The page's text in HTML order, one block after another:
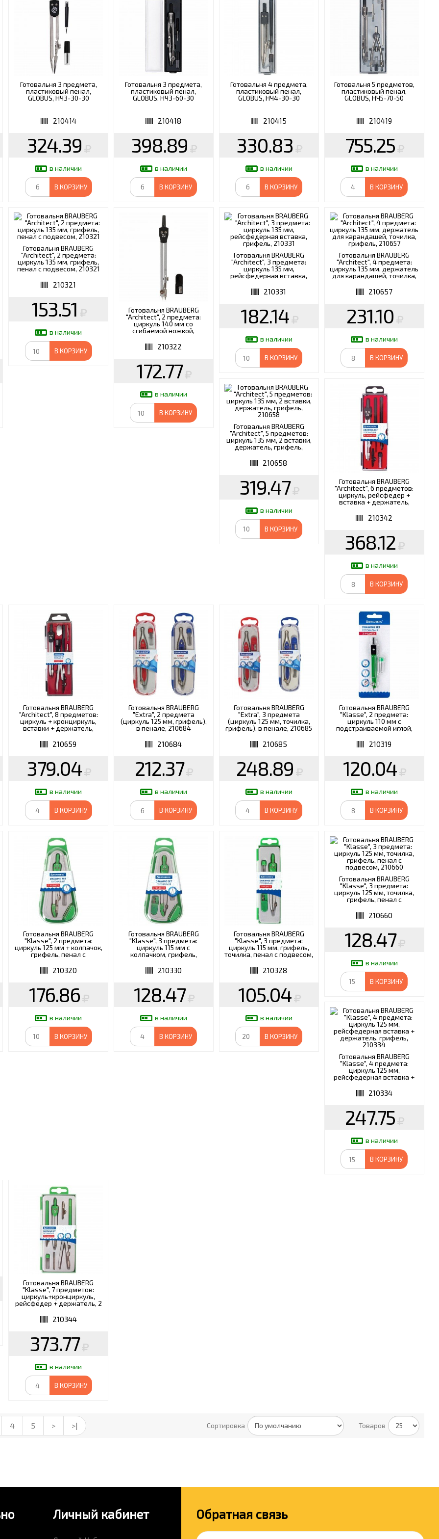
ХОЗТОВАРЫ
ЭЛЕКТРОТОВАРЫ И
ОСВЕЩЕНИЕ
Готовальня 3 предмета,
пластиковый пенал,
GLOBUS, НЧ3-30-30
210414
324.39
в наличии
В КОРЗИНУ
Готовальня 3 предмета,
пластиковый пенал,
GLOBUS, НЧ3-60-30
210418
398.89
в наличии
В КОРЗИНУ
Готовальня 4 предмета,
пластиковый пенал,
GLOBUS, НЧ4-30-30
210415
330.83
в наличии
В КОРЗИНУ
Готовальня 5 предметов,
пластиковый пенал,
GLOBUS, НЧ5-70-50
210419
755.25
в наличии
В КОРЗИНУ
Готовальня BRAUBERG
"Architect", 2 предмета:
циркуль 135 мм, грифель,
пенал с подвесом, 210321
210321
153.51
в наличии
В КОРЗИНУ
Готовальня BRAUBERG
"Architect", 2 предмета:
циркуль 140 мм со
сгибаемой ножкой,
210322
210322
172.77
в наличии
В КОРЗИНУ
Готовальня BRAUBERG
"Architect", 3 предмета:
циркуль 135 мм,
рейсфедерная вставка,
210331
182.14
в наличии
В КОРЗИНУ
Готовальня BRAUBERG
"Architect", 4 предмета:
циркуль 135 мм, держатель
для карандашей, точилка,
210657
231.10
в наличии
В КОРЗИНУ
Готовальня BRAUBERG
"Architect", 5 предметов:
циркуль 135 мм, 2 вставки,
держатель, грифель,
210658
319.47
в наличии
В КОРЗИНУ
Готовальня BRAUBERG
"Architect", 6 предметов:
циркуль, рейсфедер +
вставка + держатель,
210342
210342
368.12
в наличии
В КОРЗИНУ
Готовальня BRAUBERG
"Architect", 8 предметов:
циркуль + кронциркуль,
вставки + держатель,
грифель, 210659
210659
379.04
в наличии
В КОРЗИНУ
Готовальня BRAUBERG
"Extra", 2 предмета
(циркуль 125 мм, грифель),
в пенале, 210684
210684
212.37
в наличии
В КОРЗИНУ
Готовальня BRAUBERG
"Extra", 3 предмета
(циркуль 125 мм, точилка,
грифель), в пенале, 210685
210685
248.89
в наличии
В КОРЗИНУ
Готовальня BRAUBERG
"Klasse", 2 предмета:
циркуль 110 мм с
подстраиваемой иглой,
210319
120.04
в наличии
В КОРЗИНУ
Готовальня BRAUBERG
"Klasse", 2 предмета:
циркуль 125 мм + колпачок,
грифель, пенал с
210320
176.86
в наличии
В КОРЗИНУ
Готовальня BRAUBERG
"Klasse", 3 предмета:
циркуль 115 мм с
колпачком, грифель,
210330
210330
128.47
в наличии
В КОРЗИНУ
Готовальня BRAUBERG
"Klasse", 3 предмета:
циркуль 115 мм, грифель,
точилка, пенал с подвесом,
210328
105.04
в наличии
В КОРЗИНУ
Готовальня BRAUBERG
"Klasse", 3 предмета:
циркуль 125 мм, точилка,
грифель, пенал с
210660
128.47
в наличии
В КОРЗИНУ
Готовальня BRAUBERG
"Klasse", 4 предмета:
циркуль 125 мм,
рейсфедерная вставка +
210334
210334
247.75
в наличии
В КОРЗИНУ
Готовальня BRAUBERG
"Klasse", 7 предметов:
циркуль+кронциркуль,
рейсфедер + держатель, 2
210344
373.77
в наличии
В КОРЗИНУ
4 5 > >| Товаров
Сортировка
Личный кабинет Обратная связь